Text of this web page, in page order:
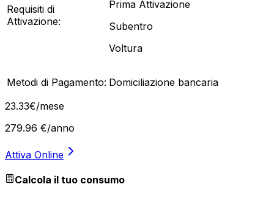
Requisiti di
Attivazione:
Prima Attivazione
Subentro
Voltura
Metodi di Pagamento: Domiciliazione bancaria
23.33€/mese
279.96 €/anno
Attiva Online
Calcola il tuo consumo